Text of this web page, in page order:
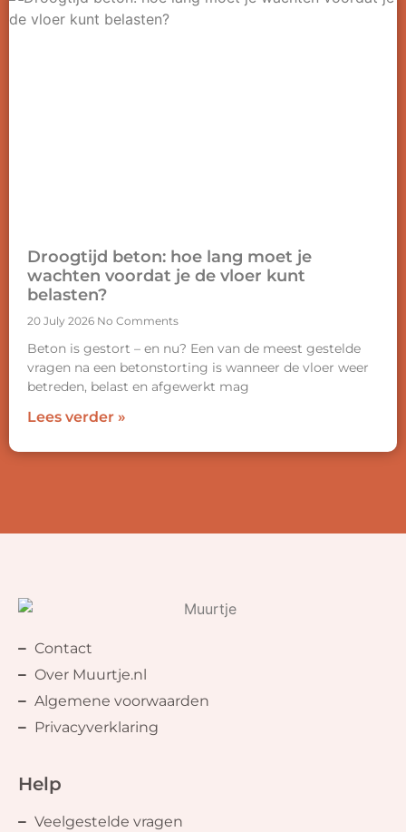
Droogtijd beton: hoe lang moet je
wachten voordat je de vloer kunt
belasten?
20 July 2026 No Comments
Beton is gestort – en nu? Een van de meest gestelde
vragen na een betonstorting is wanneer de vloer weer
betreden, belast en afgewerkt mag
Lees verder »
Contact
Over Muurtje.nl
Algemene voorwaarden
Privacyverklaring
Help
Veelgestelde vragen